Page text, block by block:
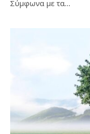
Σύμφωνα με τα…